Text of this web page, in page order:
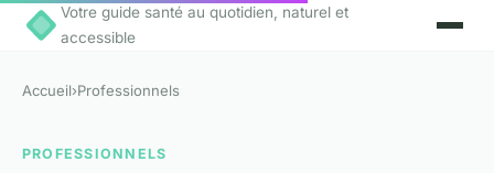
Votre guide santé au quotidien, naturel et
accessible
Accueil›Professionnels
PROFESSIONNELS